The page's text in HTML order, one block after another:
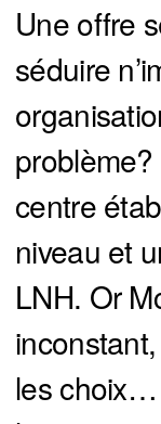
Une offre
séduire
centre
niveau et
LNH. Or
les choix…